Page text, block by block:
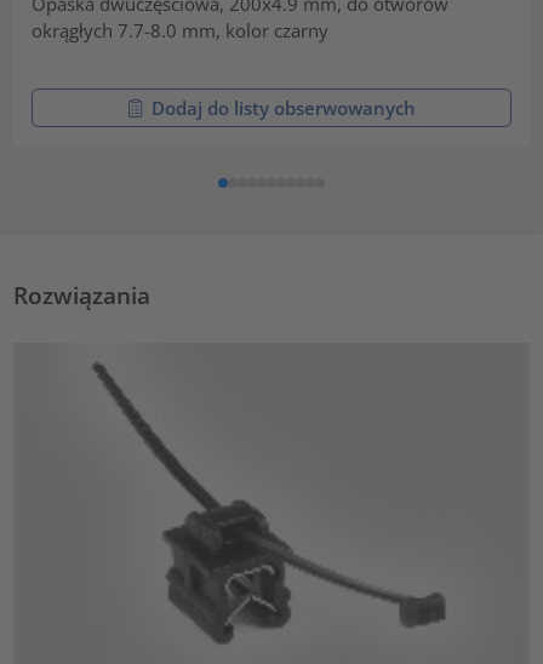
okrągłych 7.7-8.0 mm, kolor czarny
Dodaj do listy obserwowanych
Rozwiązania